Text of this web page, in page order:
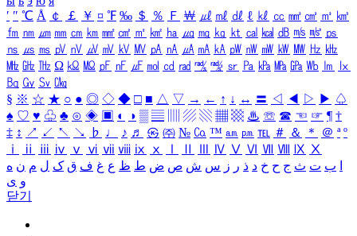
′ ″ ℃ Å ￠ ￡ ￥ ¤ ℉ ‰ ＄ ％ Ｆ ￦ ㎕ ㎖ ㎗ ℓ ㎘ ㏄ ㎣ ㎤ ㎥ ㎦
㎙ ㎚ ㎛ ㎜ ㎝ ㎞ ㎟ ㎠ ㎡ ㎢ ㏊ ㎍ ㎎ ㎏ ㏏ ㎈ ㎉ ㏈ ㎧ ㎨ ㎰
㎱ ㎲ ㎳ ㎴ ㎵ ㎶ ㎷ ㎸ ㎹ ㎀ ㎁ ㎂ ㎃ ㎄ ㎺ ㎻ ㎽ ㎾ ㎿ ㎐ ㎑
㎒ ㎓ ㎔ Ω ㏀ ㏁ ㎊ ㎋ ㎌ ㏖ ㏅ ㎭ ㎮ ㎯ ㏛ ㎩ ㎪ ㎫ ㎬ ㏝ ㏐
㏓
㏃ ㏉ ㏜ ㏆
§ ※ ☆ ★ ○ ● ◎ ◇ ◆ □ ■ △ ▽ → ← ↑ ↓ ↔ 〓 ◁ ◀ ▷ ▶ ♤
♠ ♡ ♥ ♧ ♣ ⊙ ◈ ▣ ◐ ◑ ▒ ▤ ▨ ▧ ▦ ▩ ♨ ☏ ☎ ☜ ☞ ¶ †
‡ ↕ ↗ ↙ ↖ ↘ ♭ ♩ ♪ ♬ ㉿ ㈜ № ㏇ ™ ㏂ ㏘ ℡ ＃ ＆ ＊ ＠ ª º
ⅰ
ⅱ ⅲ ⅳ ⅴ ⅵ ⅶ ⅷ ⅸ ⅹ Ⅳ Ⅴ Ⅵ Ⅶ Ⅷ Ⅸ Ⅹ
ب ت ث ج ح خ د ذ ر ز س ش ص ض ط ظ ع غ ف ق ک ل م ن ه
و ی
닫기